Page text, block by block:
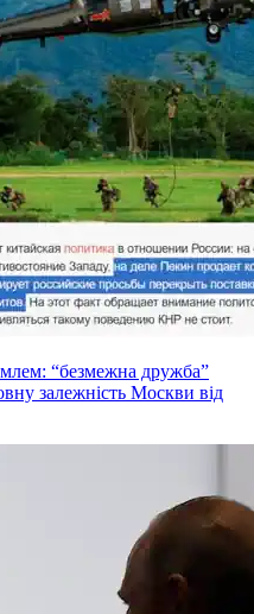
“безмежна дружба”
залежність Москви від